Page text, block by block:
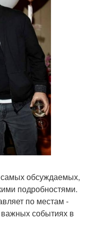
самых обсуждаемых,
подробностями.
по местам -
важных событиях в